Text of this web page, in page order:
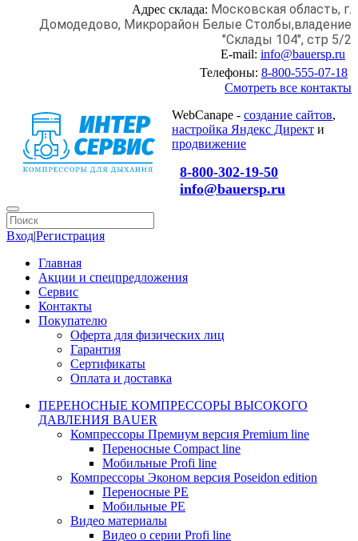
Адрес склада: Московская область, г.
Домодедово, Микрорайон Белые Столбы,владение
"Склады 104", стр 5/2
E-mail: info@bauersp.ru
Телефоны: 8-800-555-07-18
Смотреть все контакты
WebCanape - создание сайтов,
настройка Яндекс Директ и
продвижение
8-800-302-19-50
info@bauersp.ru
Вход|Регистрация
Главная
Акции и спецпредложения
Сервис
Контакты
Покупателю
Оферта для физических лиц
Гарантия
Сертификаты
Оплата и доставка
ПЕРЕНОСНЫЕ КОМПРЕССОРЫ ВЫСОКОГО
ДАВЛЕНИЯ BAUER
Компрессоры Премиум версия Premium line
Переносные Compact line
Мобильные Profi line
Компрессоры Эконом версия Poseidon edition
Переносные PE
Мобильные PE
Видео материалы
Видео о серии Profi line